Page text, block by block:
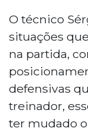
O técnico
situações
na partida,
defensivas
treinador,
ter mudado